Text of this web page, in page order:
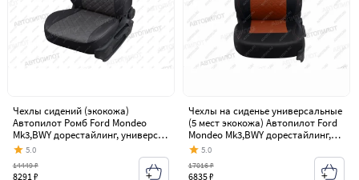
Чехлы сидений (экокожа)
Автопилот Ромб Ford Mondeo
Mk3,BWY дорестайлинг, универсал
(2000-2003)
5.0
8291 ₽
14449 ₽
Чехлы на сиденье универсальные
(5 мест экокожа) Автопилот Ford
Mondeo Mk3,BWY дорестайлинг,
универсал (2000-2003)
5.0
6835 ₽
17016 ₽